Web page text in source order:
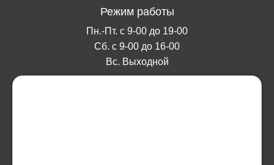
Режим работы
Пн.-Пт. с 9-00 до 19-00
Сб. с 9-00 до 16-00
Вс. Выходной